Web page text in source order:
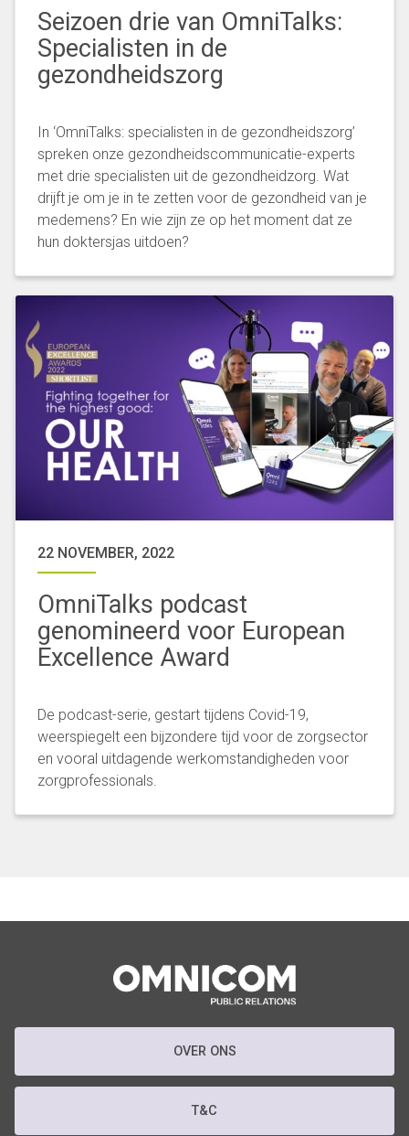
Seizoen drie van OmniTalks:
Specialisten in de
gezondheidszorg
In ‘OmniTalks: specialisten in de gezondheidszorg’
spreken onze gezondheidscommunicatie-experts
met drie specialisten uit de gezondheidzorg. Wat
drijft je om je in te zetten voor de gezondheid van je
medemens? En wie zijn ze op het moment dat ze
hun doktersjas uitdoen?
22 NOVEMBER, 2022
OmniTalks podcast
genomineerd voor European
Excellence Award
De podcast-serie, gestart tijdens Covid-19,
weerspiegelt een bijzondere tijd voor de zorgsector
en vooral uitdagende werkomstandigheden voor
zorgprofessionals.
OVER ONS
T&C